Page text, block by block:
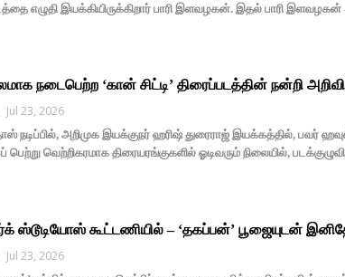
எழுதி இயக்கியிருக்கிறார் பாரி இளவழகன். இதல் பாரி இளவழகன்
நடைபெற்ற ‘கான் சிட்டி’ திரைப்படத்தின் நன்றி
Jul 23, 2026
நடிப்பில், அறிமுக இயக்குநர் ஹரிஷ் துரைராஜ் இயக்கத்தில், பவர்
பெற்று வெற்றிகரமாக திரையரங்குகளில் ஓடிவரும் நிலையில்,
ஸ்டூடியோஸ் கூட்டணியில் – ‘தகப்பன்’ பூஜையுடன்
Jul 23, 2026